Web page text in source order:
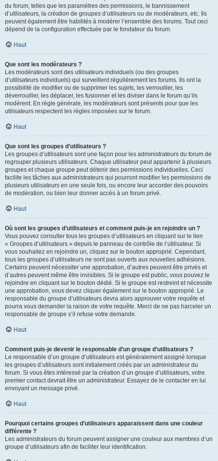
du forum, telles que les paramètres des permissions, le bannissement
d’utilisateurs, la création de groupes d’utilisateurs ou de modérateurs, etc. Ils
peuvent également être habilités à modérer l’ensemble des forums. Tout ceci
dépend de la configuration effectuée par le fondateur du forum.
Haut
Que sont les modérateurs ?
Les modérateurs sont des utilisateurs individuels (ou des groupes
d’utilisateurs individuels) qui surveillent régulièrement les forums. Ils ont la
possibilité de modifier ou de supprimer les sujets, les verrouiller, les
déverrouiller, les déplacer, les fusionner et les diviser dans le forum qu’ils
modèrent. En règle générale, les modérateurs sont présents pour que les
utilisateurs respectent les règles imposées sur le forum.
Haut
Que sont les groupes d’utilisateurs ?
Les groupes d’utilisateurs sont une façon pour les administrateurs du forum de
regrouper plusieurs utilisateurs. Chaque utilisateur peut appartenir à plusieurs
groupes et chaque groupe peut détenir des permissions individuelles. Ceci
facilite les tâches aux administrateurs qui pourront modifier les permissions de
plusieurs utilisateurs en une seule fois, ou encore leur accorder des pouvoirs
de modération, ou bien leur donner accès à un forum privé.
Haut
Où sont les groupes d’utilisateurs et comment puis-je en rejoindre un ?
Vous pouvez consulter tous les groupes d’utilisateurs en cliquant sur le lien
« Groupes d’utilisateurs » depuis le panneau de contrôle de l’utilisateur. Si
vous souhaitez en rejoindre un, cliquez sur le bouton approprié. Cependant,
tous les groupes d’utilisateurs ne sont pas ouverts aux nouvelles adhésions.
Certains peuvent nécessiter une approbation, d’autres peuvent être privés et
d’autres peuvent même être invisibles. Si le groupe est public, vous pouvez le
rejoindre en cliquant sur le bouton dédié. Si le groupe est restreint et nécessite
une approbation, vous devez cliquer également sur le bouton approprié. Le
responsable du groupe d’utilisateurs devra alors approuver votre requête et
pourra vous demander la raison de votre requête. Merci de ne pas harceler un
responsable de groupe s’il refuse votre demande.
Haut
Comment puis-je devenir le responsable d’un groupe d’utilisateurs ?
Le responsable d’un groupe d’utilisateurs est généralement assigné lorsque
les groupes d’utilisateurs sont initialement créés par un administrateur du
forum. Si vous êtes intéressé par la création d’un groupe d’utilisateurs, votre
premier contact devrait être un administrateur. Essayez de le contacter en lui
envoyant un message privé.
Haut
Pourquoi certains groupes d’utilisateurs apparaissent dans une couleur
différente ?
Les administrateurs du forum peuvent assigner une couleur aux membres d’un
groupe d’utilisateurs afin de faciliter leur identification.